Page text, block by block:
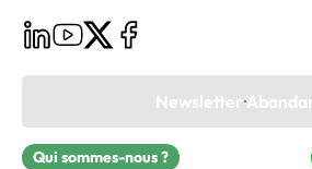
Newsletter
Qui sommes-nous ?